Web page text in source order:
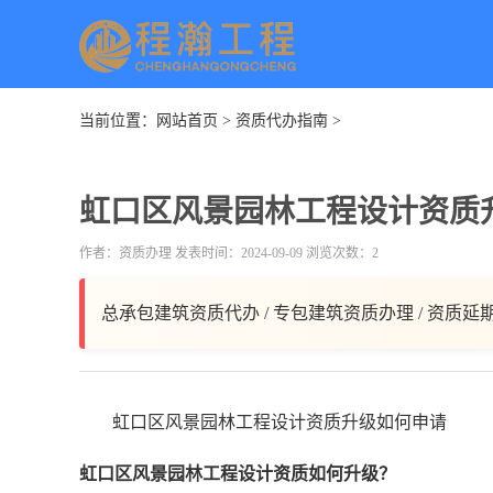
当前位置： 网站首页 > 资质代办指南 >
虹口区风景园林工程设计资质
作者：资质办理 发表时间：2024-09-09 浏览次数：2
总承包建筑资质代办 / 专包建筑资质办理 / 资质延
虹口区风景园林工程设计资质升级如何申请
虹口区风景园林工程设计资质如何升级？